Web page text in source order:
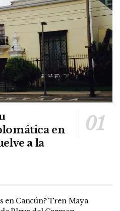
en
a la
en Cancún? Tren Maya